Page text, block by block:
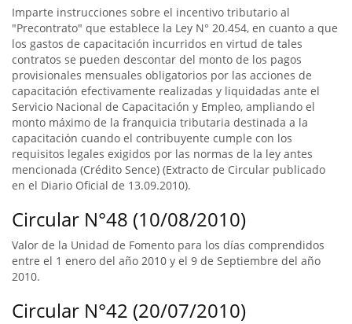
Imparte instrucciones sobre el incentivo tributario al
"Precontrato" que establece la Ley N° 20.454, en cuanto a que
los gastos de capacitación incurridos en virtud de tales
contratos se pueden descontar del monto de los pagos
provisionales mensuales obligatorios por las acciones de
capacitación efectivamente realizadas y liquidadas ante el
Servicio Nacional de Capacitación y Empleo, ampliando el
monto máximo de la franquicia tributaria destinada a la
capacitación cuando el contribuyente cumple con los
requisitos legales exigidos por las normas de la ley antes
mencionada (Crédito Sence) (Extracto de Circular publicado
en el Diario Oficial de 13.09.2010).
Circular N°48 (10/08/2010)
Valor de la Unidad de Fomento para los días comprendidos
entre el 1 enero del año 2010 y el 9 de Septiembre del año
2010.
Circular N°42 (20/07/2010)